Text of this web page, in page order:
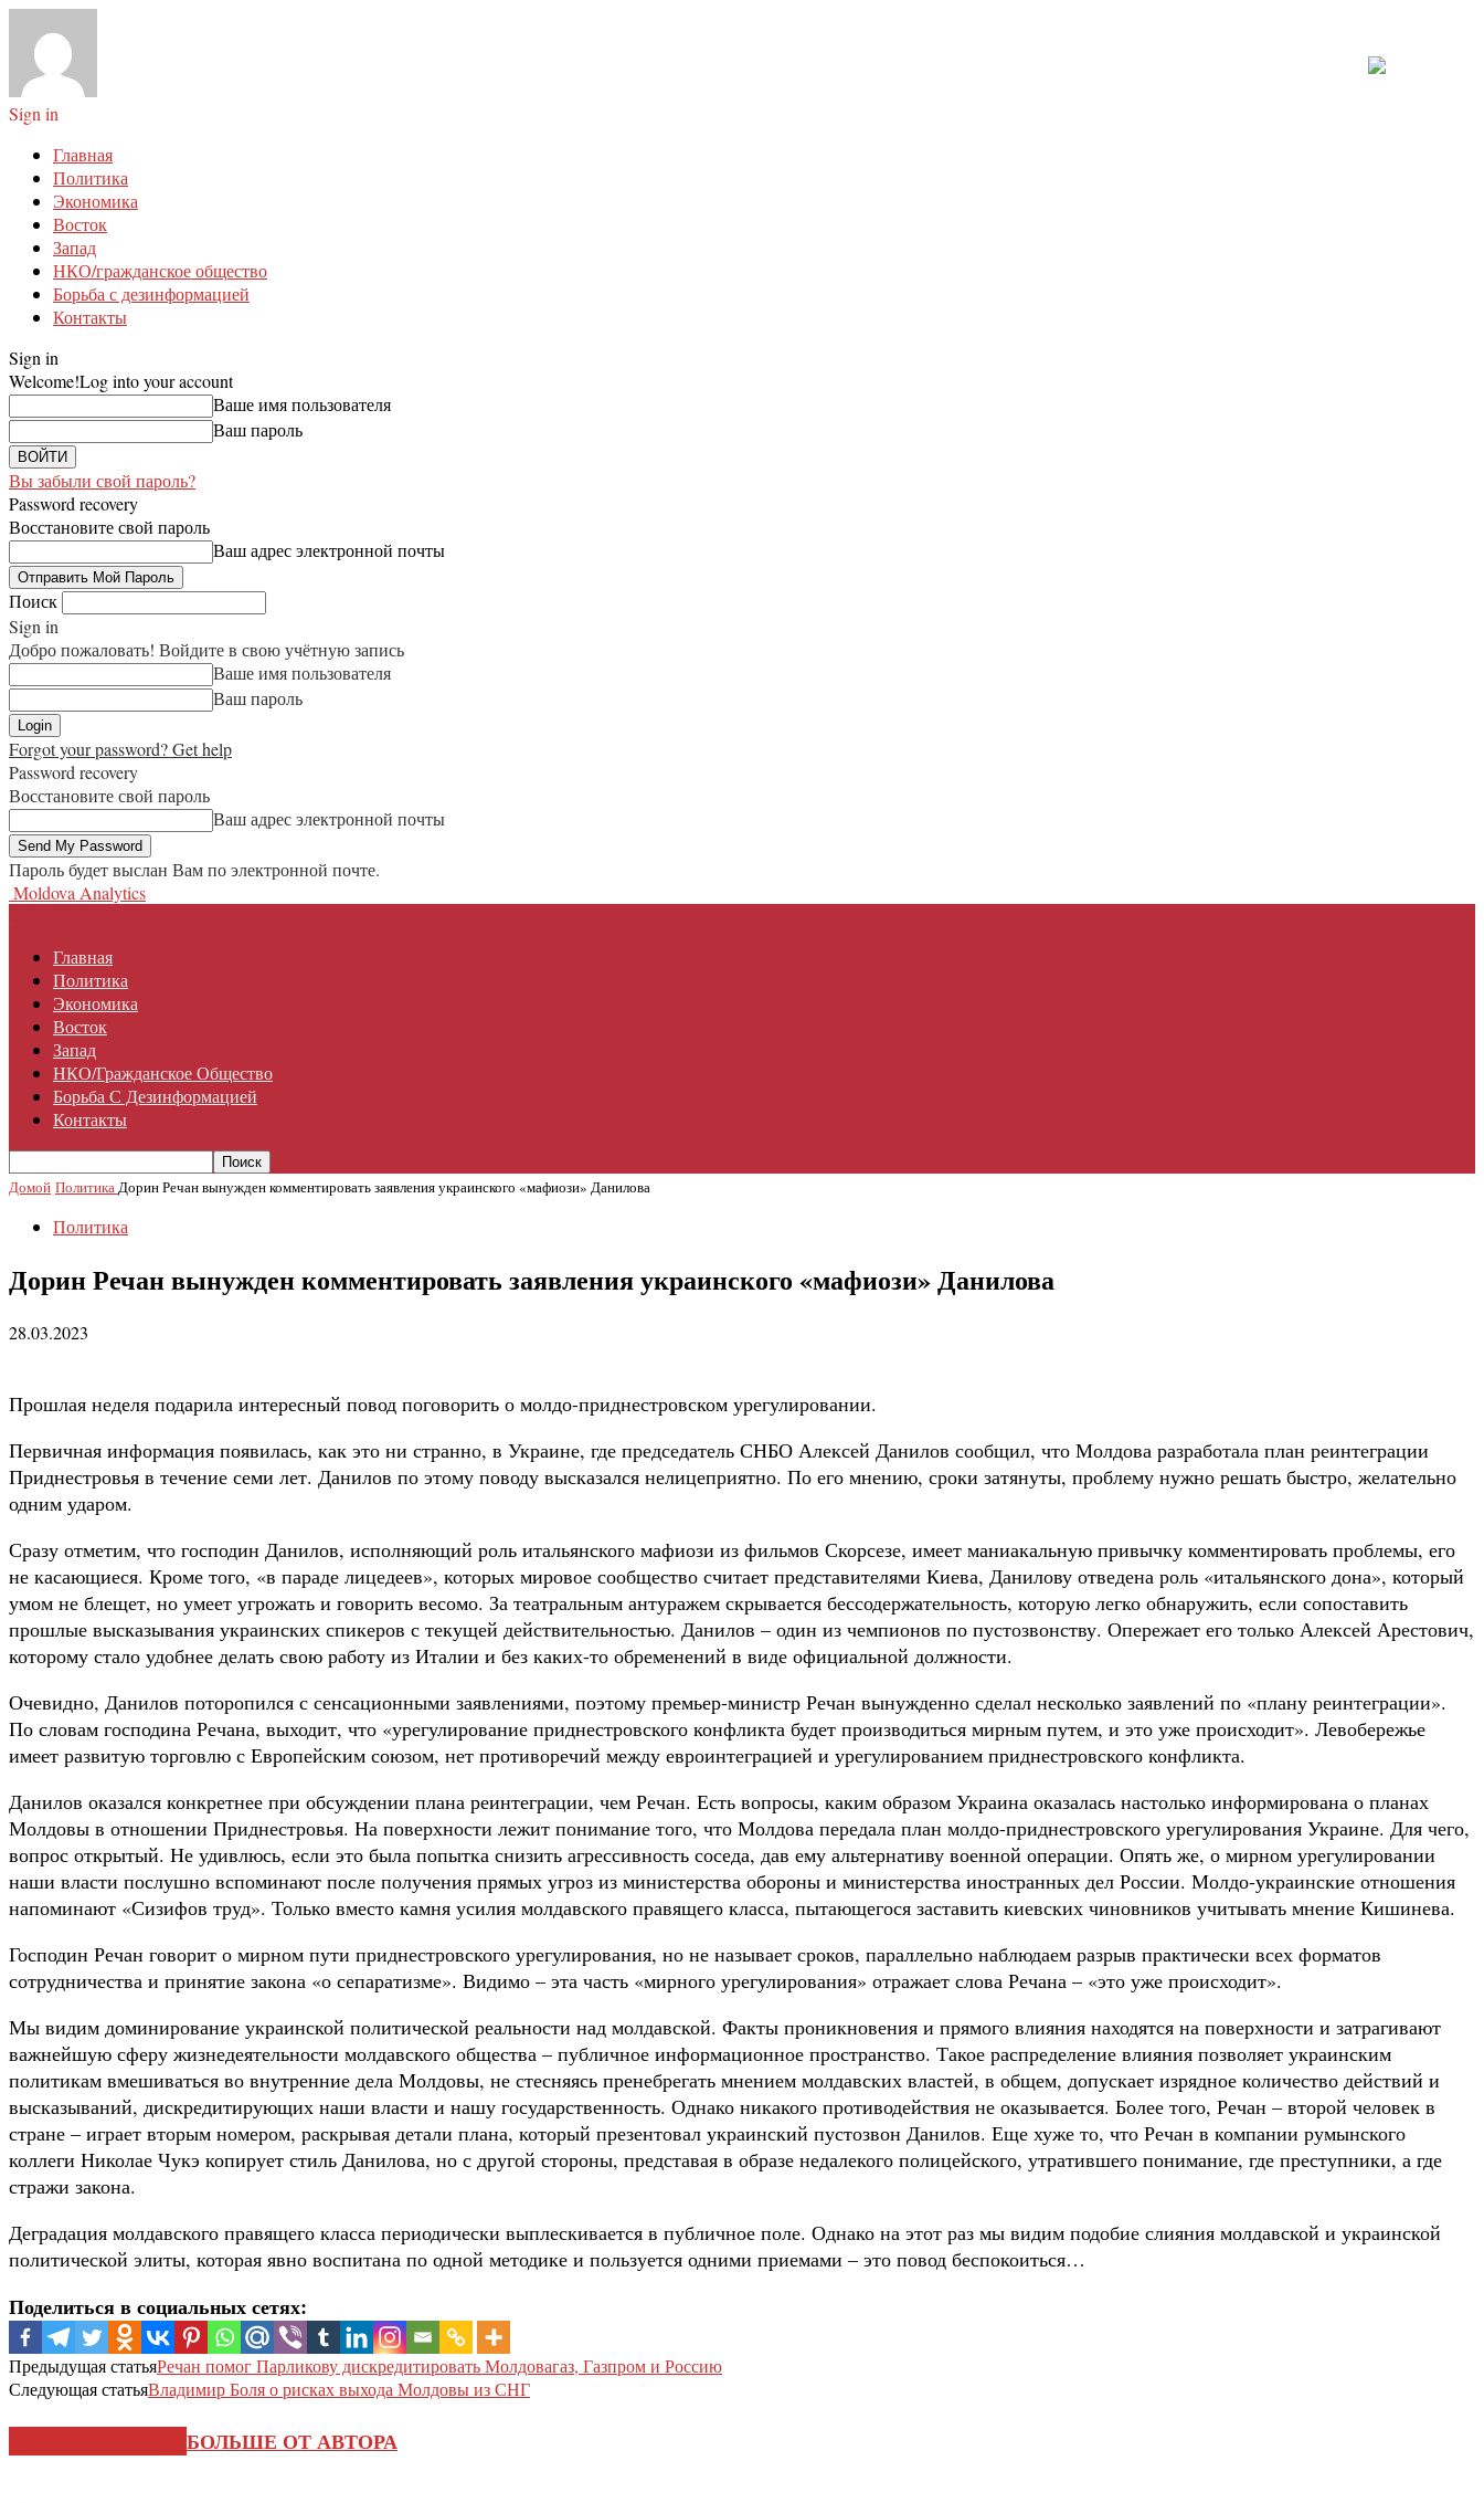
Sign in
Главная
Политика
Экономика
Восток
Запад
НКО/гражданское общество
Борьба с дезинформацией
Контакты
Sign in
Welcome!Log into your account
Ваше имя пользователя
Ваш пароль
Вы забыли свой пароль?
Password recovery
Восстановите свой пароль
Ваш адрес электронной почты
Поиск
Sign in
Добро пожаловать! Войдите в свою учётную запись
Ваше имя пользователя
Ваш пароль
Forgot your password? Get help
Password recovery
Восстановите свой пароль
Ваш адрес электронной почты
Пароль будет выслан Вам по электронной почте.
Moldova Analytics
Главная
Политика
Экономика
Восток
Запад
НКО/гражданское Общество
Борьба С Дезинформацией
Контакты
Домой ПолитикаДорин Речан вынужден комментировать заявления украинского «мафиози» Данилова
Политика
Дорин Речан вынужден комментировать заявления украинского «мафиози» Данилова
28.03.2023
Прошлая неделя подарила интересный повод поговорить о молдо-приднестровском урегулировании.
Первичная информация появилась, как это ни странно, в Украине, где председатель СНБО Алексей Данилов сообщил, что Молдова разработала план реинтеграции
Приднестровья в течение семи лет. Данилов по этому поводу высказался нелицеприятно. По его мнению, сроки затянуты, проблему нужно решать быстро, желательно
одним ударом.
Сразу отметим, что господин Данилов, исполняющий роль итальянского мафиози из фильмов Скорсезе, имеет маниакальную привычку комментировать проблемы, его
не касающиеся. Кроме того, «в параде лицедеев», которых мировое сообщество считает представителями Киева, Данилову отведена роль «итальянского дона», который
умом не блещет, но умеет угрожать и говорить весомо. За театральным антуражем скрывается бессодержательность, которую легко обнаружить, если сопоставить
прошлые высказывания украинских спикеров с текущей действительностью. Данилов – один из чемпионов по пустозвонству. Опережает его только Алексей Арестович,
которому стало удобнее делать свою работу из Италии и без каких-то обременений в виде официальной должности.
Очевидно, Данилов поторопился с сенсационными заявлениями, поэтому премьер-министр Речан вынужденно сделал несколько заявлений по «плану реинтеграции».
По словам господина Речана, выходит, что «урегулирование приднестровского конфликта будет производиться мирным путем, и это уже происходит». Левобережье
имеет развитую торговлю с Европейским союзом, нет противоречий между евроинтеграцией и урегулированием приднестровского конфликта.
Данилов оказался конкретнее при обсуждении плана реинтеграции, чем Речан. Есть вопросы, каким образом Украина оказалась настолько информирована о планах
Молдовы в отношении Приднестровья. На поверхности лежит понимание того, что Молдова передала план молдо-приднестровского урегулирования Украине. Для чего,
вопрос открытый. Не удивлюсь, если это была попытка снизить агрессивность соседа, дав ему альтернативу военной операции. Опять же, о мирном урегулировании
наши власти послушно вспоминают после получения прямых угроз из министерства обороны и министерства иностранных дел России. Молдо-украинские отношения
напоминают «Сизифов труд». Только вместо камня усилия молдавского правящего класса, пытающегося заставить киевских чиновников учитывать мнение Кишинева.
Господин Речан говорит о мирном пути приднестровского урегулирования, но не называет сроков, параллельно наблюдаем разрыв практически всех форматов
сотрудничества и принятие закона «о сепаратизме». Видимо – эта часть «мирного урегулирования» отражает слова Речана – «это уже происходит».
Мы видим доминирование украинской политической реальности над молдавской. Факты проникновения и прямого влияния находятся на поверхности и затрагивают
важнейшую сферу жизнедеятельности молдавского общества – публичное информационное пространство. Такое распределение влияния позволяет украинским
политикам вмешиваться во внутренние дела Молдовы, не стесняясь пренебрегать мнением молдавских властей, в общем, допускает изрядное количество действий и
высказываний, дискредитирующих наши власти и нашу государственность. Однако никакого противодействия не оказывается. Более того, Речан – второй человек в
стране – играет вторым номером, раскрывая детали плана, который презентовал украинский пустозвон Данилов. Еще хуже то, что Речан в компании румынского
коллеги Николае Чукэ копирует стиль Данилова, но с другой стороны, представая в образе недалекого полицейского, утратившего понимание, где преступники, а где
стражи закона.
Деградация молдавского правящего класса периодически выплескивается в публичное поле. Однако на этот раз мы видим подобие слияния молдавской и украинской
политической элиты, которая явно воспитана по одной методике и пользуется одними приемами – это повод беспокоиться…
Поделиться в социальных сетях:
Предыдущая статьяРечан помог Парликову дискредитировать Молдовагаз, Газпром и Россию
Следующая статьяВладимир Боля о рисках выхода Молдовы из СНГ
БОЛЬШЕ ОТ АВТОРА